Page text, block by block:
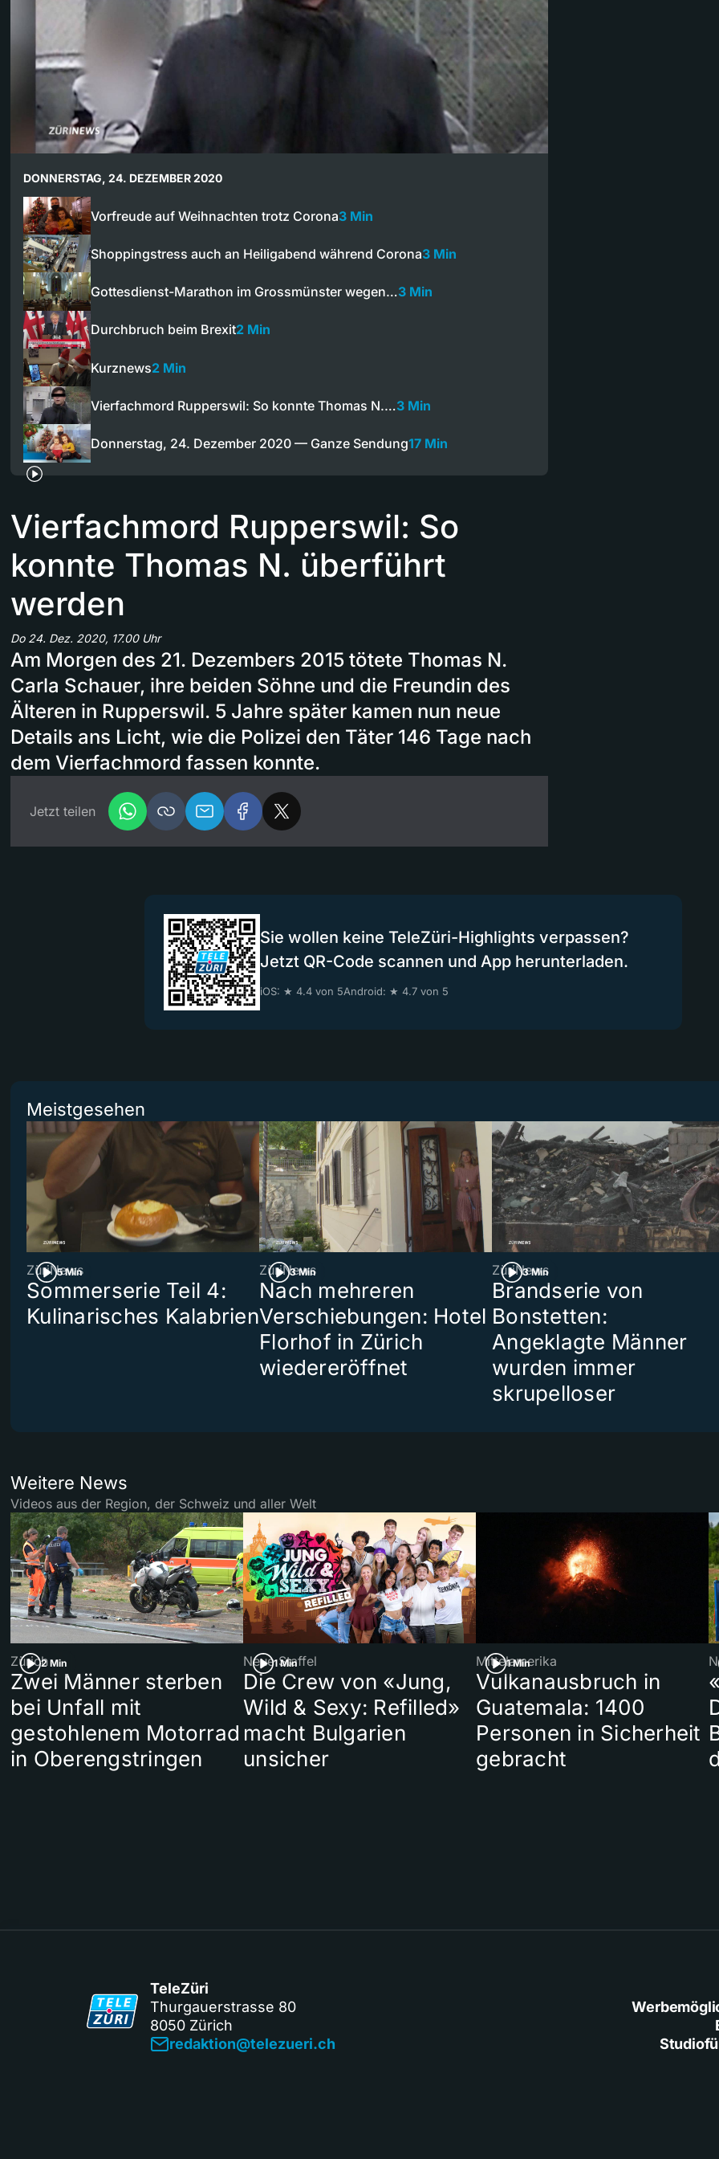
DONNERSTAG, 24. DEZEMBER 2020
Vorfreude auf Weihnachten trotz Corona3 Min
Shoppingstress auch an Heiligabend während Corona3 Min
Gottesdienst-Marathon im Grossmünster wegen…3 Min
Durchbruch beim Brexit2 Min
Kurznews2 Min
Vierfachmord Rupperswil: So konnte Thomas N.…3 Min
Donnerstag, 24. Dezember 2020 — Ganze Sendung17 Min
Vierfachmord Rupperswil: So
konnte Thomas N. überführt
werden
Do 24. Dez. 2020, 17.00 Uhr
Am Morgen des 21. Dezembers 2015 tötete Thomas N.
Carla Schauer, ihre beiden Söhne und die Freundin des
Älteren in Rupperswil. 5 Jahre später kamen nun neue
Details ans Licht, wie die Polizei den Täter 146 Tage nach
dem Vierfachmord fassen konnte.
Jetzt teilen
Sie wollen keine TeleZüri-Highlights verpassen?
Jetzt QR-Code scannen und App herunterladen.
iOS: ★ 4.4 von 5Android: ★ 4.7 von 5
Meistgesehen
5 Min
ZüriNews
Sommerserie Teil 4:
Kulinarisches Kalabrien
3 Min
ZüriNews
Nach mehreren
Verschiebungen: Hotel
Florhof in Zürich
wiedereröffnet
3 Min
ZüriNews
Brandserie von
Bonstetten:
Angeklagte Männer
wurden immer
skrupelloser
Weitere News
Videos aus der Region, der Schweiz und aller Welt
2 Min
Zürich
Zwei Männer sterben
bei Unfall mit
gestohlenem Motorrad
in Oberengstringen
1 Min
Neue Staffel
Die Crew von «Jung,
Wild & Sexy: Refilled»
macht Bulgarien
unsicher
1 Min
Mittelamerika
Vulkanausbruch in
Guatemala: 1400
Personen in Sicherheit
gebracht
TeleZüri
Thurgauerstrasse 80
8050 Zürich
redaktion@telezueri.ch